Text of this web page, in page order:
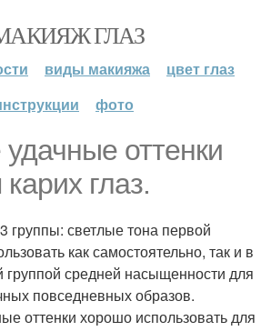
ГЛАЗ
виды макияжа
цвет глаз
фото
оттенки
глаз.
группы: светлые тона первой
как самостоятельно, так и в
группой средней насыщенности для
повседневных образов.
оттенки хорошо использовать для